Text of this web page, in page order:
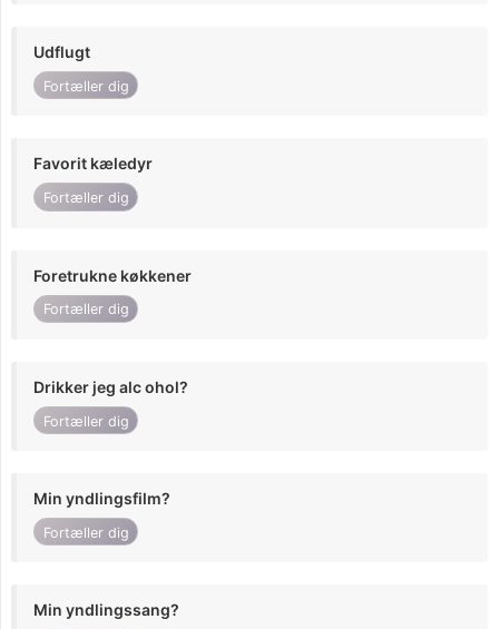
Udflugt
Fortæller dig
Favorit kæledyr
Fortæller dig
Foretrukne køkkener
Fortæller dig
Drikker jeg alc ohol?
Fortæller dig
Min yndlingsfilm?
Fortæller dig
Min yndlingssang?